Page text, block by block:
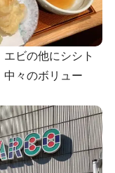
ビの他にシシト
中々のボリュー